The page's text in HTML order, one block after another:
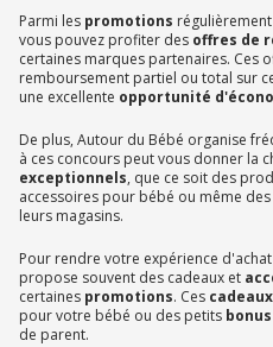
Parmi les promotions
vous pouvez profiter des offres de
certaines marques partenaires. Ces
remboursement partiel ou total sur
une excellente opportunité
De plus, Autour du Bébé organise
à ces concours peut vous donner la
exceptionnels, que ce soit des
accessoires pour bébé ou même des
leurs magasins.
Pour rendre votre expérience
propose souvent des cadeaux et
certaines promotions. Ces cadeaux
pour votre bébé ou des petits bonus
de parent.